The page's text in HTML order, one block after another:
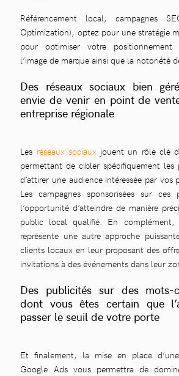
Référencement local, campagnes
Optimization), optez pour une stratégie
pour optimiser votre
l’image de marque ainsi que la notoriété
Des réseaux sociaux bien
envie de venir en point de
entreprise régionale
Les réseaux sociaux jouent un rôle clé
permettant de cibler spécifiquement les
d’attirer une audience intéressée par vos
Les campagnes sponsorisées sur ces
l’opportunité d’atteindre de manière
public local qualifié. En complément,
représente une autre approche
clients locaux en leur proposant des
invitations à des événements dans leur
Des publicités sur des mots-
dont vous êtes certain que
passer le seuil de votre porte
Et finalement, la mise en place d’une
Google Ads vous permettra de